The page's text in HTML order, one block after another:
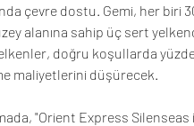
çevre dostu. Gemi, her biri
alanına sahip üç sert
doğru koşullarda
maliyetlerini düşürecek.
"Orient Express